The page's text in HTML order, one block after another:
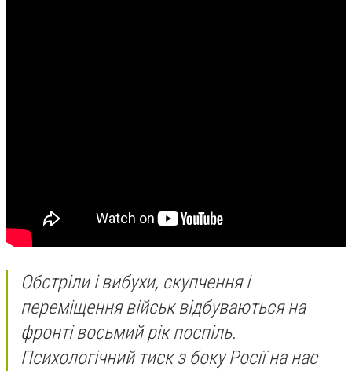
Обстріли і вибухи, скупчення і
переміщення військ відбуваються на
фронті восьмий рік поспіль.
Психологічний тиск з боку Росії на нас